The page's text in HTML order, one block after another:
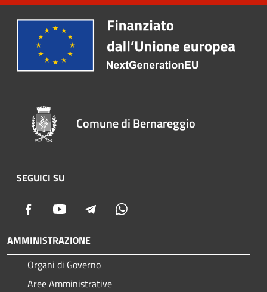
Comune di Bernareggio
SEGUICI SU
Facebook Youtube Telegram
AMMINISTRAZIONE
Organi di Governo
Aree Amministrative